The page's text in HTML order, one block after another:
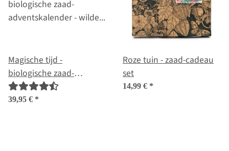
Magische tijd -
biologische zaad-
adventskalender - wilde
bloemenpracht
39,95 € *
Roze tuin - zaad-cadeau
set
14,99 € *